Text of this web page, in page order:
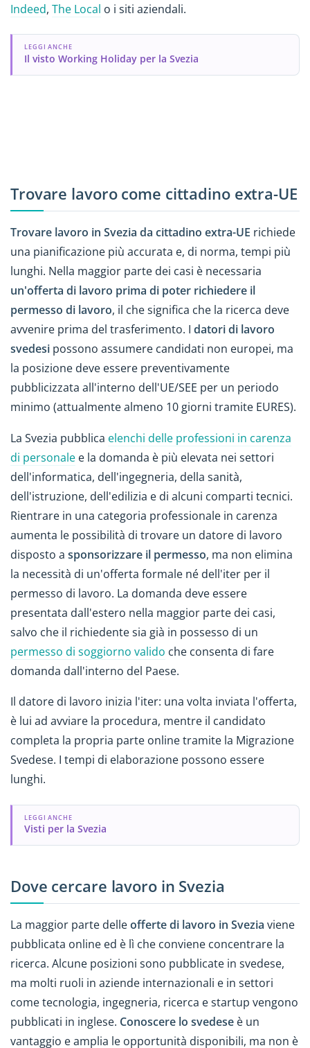
Indeed, The Local o i siti aziendali.
LEGGI ANCHE
Il visto Working Holiday per la Svezia
Trovare lavoro come cittadino extra-UE
Trovare lavoro in Svezia da cittadino extra-UE richiede
una pianificazione più accurata e, di norma, tempi più
lunghi. Nella maggior parte dei casi è necessaria
un'offerta di lavoro prima di poter richiedere il
permesso di lavoro, il che significa che la ricerca deve
avvenire prima del trasferimento. I datori di lavoro
svedesi possono assumere candidati non europei, ma
la posizione deve essere preventivamente
pubblicizzata all'interno dell'UE/SEE per un periodo
minimo (attualmente almeno 10 giorni tramite EURES).
La Svezia pubblica elenchi delle professioni in carenza
di personale e la domanda è più elevata nei settori
dell'informatica, dell'ingegneria, della sanità,
dell'istruzione, dell'edilizia e di alcuni comparti tecnici.
Rientrare in una categoria professionale in carenza
aumenta le possibilità di trovare un datore di lavoro
disposto a sponsorizzare il permesso, ma non elimina
la necessità di un'offerta formale né dell'iter per il
permesso di lavoro. La domanda deve essere
presentata dall'estero nella maggior parte dei casi,
salvo che il richiedente sia già in possesso di un
permesso di soggiorno valido che consenta di fare
domanda dall'interno del Paese.
Il datore di lavoro inizia l'iter: una volta inviata l'offerta,
è lui ad avviare la procedura, mentre il candidato
completa la propria parte online tramite la Migrazione
Svedese. I tempi di elaborazione possono essere
lunghi.
LEGGI ANCHE
Visti per la Svezia
Dove cercare lavoro in Svezia
La maggior parte delleofferte di lavoro in Svezia viene
pubblicata online ed è lì che conviene concentrare la
ricerca. Alcune posizioni sono pubblicate in svedese,
ma molti ruoli in aziende internazionali e in settori
come tecnologia, ingegneria, ricerca e startup vengono
pubblicati in inglese. Conoscere lo svedese è un
vantaggio e amplia le opportunità disponibili, ma non è